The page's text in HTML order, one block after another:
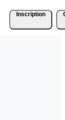
Inscription